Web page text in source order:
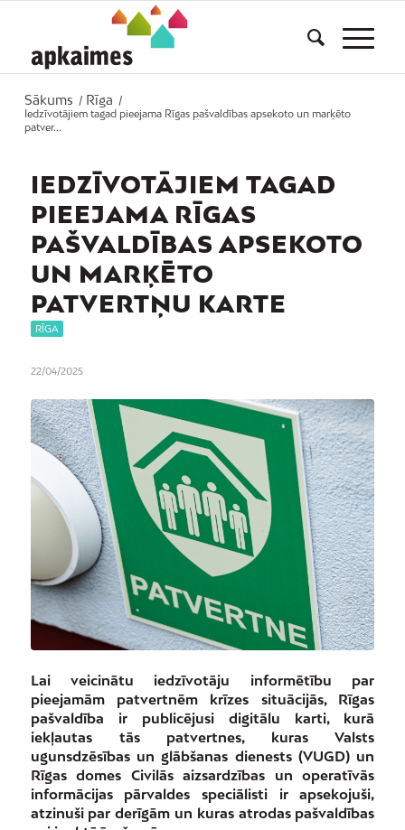
Sākums / Rīga
/
Iedzīvotājiem tagad pieejama Rīgas pašvaldības apsekoto un marķēto
patver...
IEDZĪVOTĀJIEM TAGAD
PIEEJAMA RĪGAS
PAŠVALDĪBAS APSEKOTO
UN MARĶĒTO
PATVERTŅU KARTE
RĪGA
22/04/2025
Lai veicinātu iedzīvotāju informētību par
pieejamām patvertnēm krīzes situācijās, Rīgas
pašvaldība ir publicējusi digitālu karti, kurā
iekļautas tās patvertnes, kuras Valsts
ugunsdzēsības un glābšanas dienests (VUGD) un
Rīgas domes Civilās aizsardzības un operatīvās
informācijas pārvaldes speciālisti ir apsekojuši,
atzinuši par derīgām un kuras atrodas pašvaldības